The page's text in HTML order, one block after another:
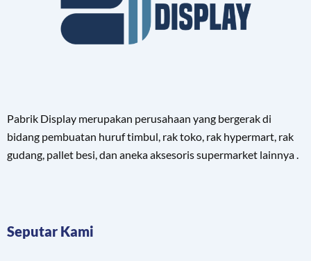
Pabrik Display merupakan perusahaan yang bergerak di
bidang pembuatan huruf timbul, rak toko, rak hypermart, rak
gudang, pallet besi, dan aneka aksesoris supermarket lainnya .
Seputar Kami